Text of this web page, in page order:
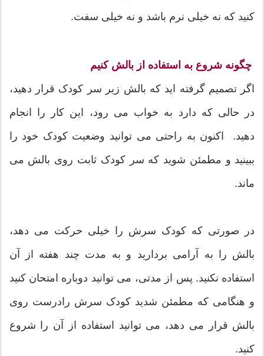
کنید که نه خیلی نرم باشد و نه خیلی سفت.
چگونه شروع به استفاده از بالش کنیم
اگر تصمیم گرفته اید که بالش زیر سر کودک قرار دهید،
در حالی که دارد به خواب می رود، این کار را انجام
دهید. اکنون به راحتی می توانید وضعیت کودک خود را
ببینید و مطمئن شوید که سر کودک ثابت روی بالش می
ماند.
در صورتی که کودک سرش را خیلی حرکت می دهد،
بالش را به آرامی بردارید و به مدت چند هفته از آن
استفاده نکنید. پس از مدتی، می توانید دوباره امتحان کنید
و هنگامی که مطمئن شدید کودک سرش رادرست روی
بالش قرار می دهد، می توانید استفاده از آن را شروع
کنید.